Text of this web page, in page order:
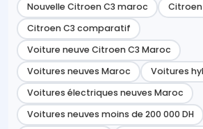
Nouvelle Citroen C3 maroc
Citroen
Citroen C3 comparatif
Voiture neuve Citroen C3 Maroc
Voitures neuves Maroc
Voitures
Voitures électriques neuves Maroc
Voitures neuves moins de 200 000 DH